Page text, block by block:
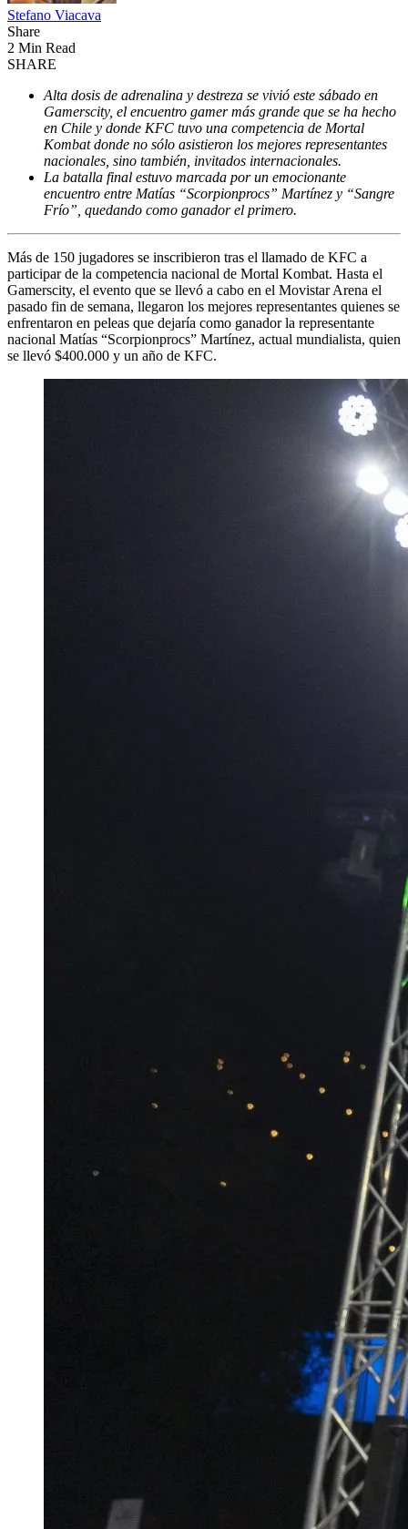
Stefano Viacava
Share
2 Min Read
SHARE
Alta dosis de adrenalina y destreza se vivió este sábado en
Gamerscity, el encuentro gamer más grande que se ha hecho
en Chile y donde KFC tuvo una competencia de Mortal
Kombat donde no sólo asistieron los mejores representantes
nacionales, sino también, invitados internacionales.
La batalla final estuvo marcada por un emocionante
encuentro entre Matías “Scorpionprocs” Martínez y “Sangre
Frío”, quedando como ganador el primero.
Más de 150 jugadores se inscribieron tras el llamado de KFC a
participar de la competencia nacional de Mortal Kombat. Hasta el
Gamerscity, el evento que se llevó a cabo en el Movistar Arena el
pasado fin de semana, llegaron los mejores representantes quienes se
enfrentaron en peleas que dejaría como ganador la representante
nacional Matías “Scorpionprocs” Martínez, actual mundialista, quien
se llevó $400.000 y un año de KFC.